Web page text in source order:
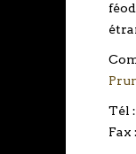
Tél :
Fax